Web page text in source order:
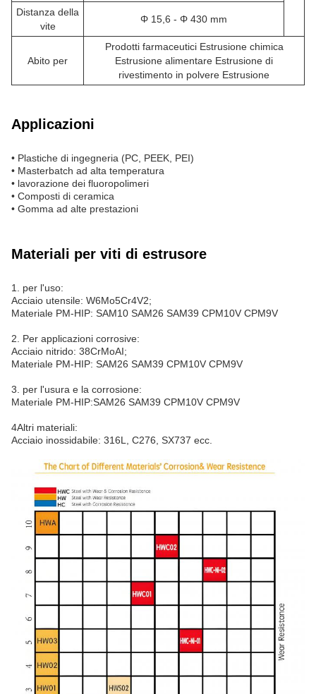
Distanza della
vite
Φ 15,6 - Φ 430 mm
Abito per
Prodotti farmaceutici Estrusione chimica
Estrusione alimentare Estrusione di
rivestimento in polvere Estrusione
Applicazioni
• Plastiche di ingegneria (PC, PEEK, PEI)
• Masterbatch ad alta temperatura
• lavorazione dei fluoropolimeri
• Composti di ceramica
• Gomma ad alte prestazioni
Materiali per viti di estrusore
1. per l'uso:
Acciaio utensile: W6Mo5Cr4V2;
Materiale PM-HIP: SAM10 SAM26 SAM39 CPM10V CPM9V
2. Per applicazioni corrosive:
Acciaio nitrido: 38CrMoAI;
Materiale PM-HIP: SAM26 SAM39 CPM10V CPM9V
3. per l'usura e la corrosione:
Materiale PM-HIP:SAM26 SAM39 CPM10V CPM9V
4Altri materiali:
Acciaio inossidabile: 316L, C276, SX737 ecc.